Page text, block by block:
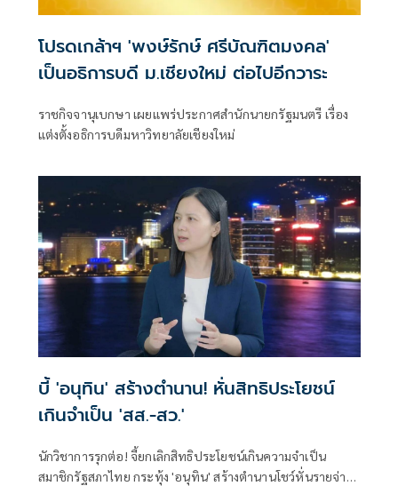
โปรดเกล้าฯ 'พงษ์รักษ์ ศรีบัณฑิตมงคล'
เป็นอธิการบดี ม.เชียงใหม่ ต่อไปอีกวาระ
ราชกิจจานุเบกษา เผยแพร่ประกาศสำนักนายกรัฐมนตรี เรื่อง
แต่งตั้งอธิการบดีมหาวิทยาลัยเชียงใหม่
บี้ 'อนุทิน' สร้างตำนาน! หั่นสิทธิประโยชน์
เกินจำเป็น 'สส.-สว.'
นักวิชาการรุกต่อ! จี้ยกเลิกสิทธิประโยชน์เกินความจำเป็น
สมาชิกรัฐสภาไทย กระทุ้ง 'อนุทิน' สร้างตำนานโชว์หั่นรายจ่าย